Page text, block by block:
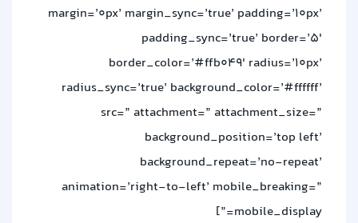
margin=’0px’ margin_sync=’true’ padding=’10px’
padding_sync=’true’ border=’5′
border_color=’#ffb049′ radius=’10px’
radius_sync=’true’ background_color=’#ffffff’
src=” attachment=” attachment_size=”
background_position=’top left’
background_repeat=’no-repeat’
animation=’right-to-left’ mobile_breaking=”
mobile_display=”]